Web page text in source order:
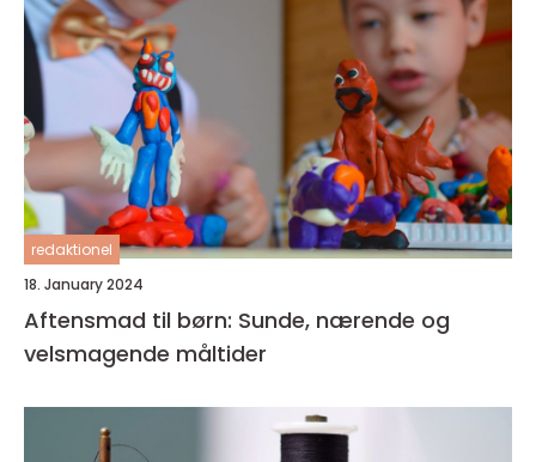
redaktionel
18. January 2024
Aftensmad til børn: Sunde, nærende og
velsmagende måltider